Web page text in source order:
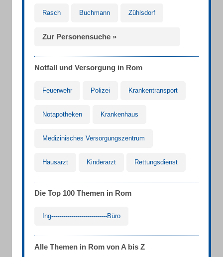
Rasch Buchmann Zühlsdorf
Zur Personensuche »
Notfall und Versorgung in Rom
Feuerwehr Polizei Krankentransport
Notapotheken Krankenhaus
Medizinisches Versorgungszentrum
Hausarzt Kinderarzt Rettungsdienst
Die Top 100 Themen in Rom
Ing----------------------------Büro
Alle Themen in Rom von A bis Z